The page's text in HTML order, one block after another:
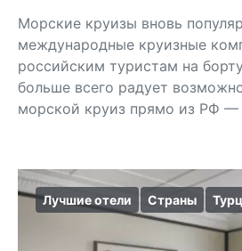
Морские круизы вновь
международные круизные
российским туристам на
больше всего радует
морской круиз прямо из РФ
Лучшие отели Страны